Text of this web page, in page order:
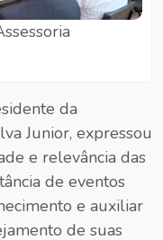
da
Junior, expressou
e relevância das
de eventos
e auxiliar
de suas